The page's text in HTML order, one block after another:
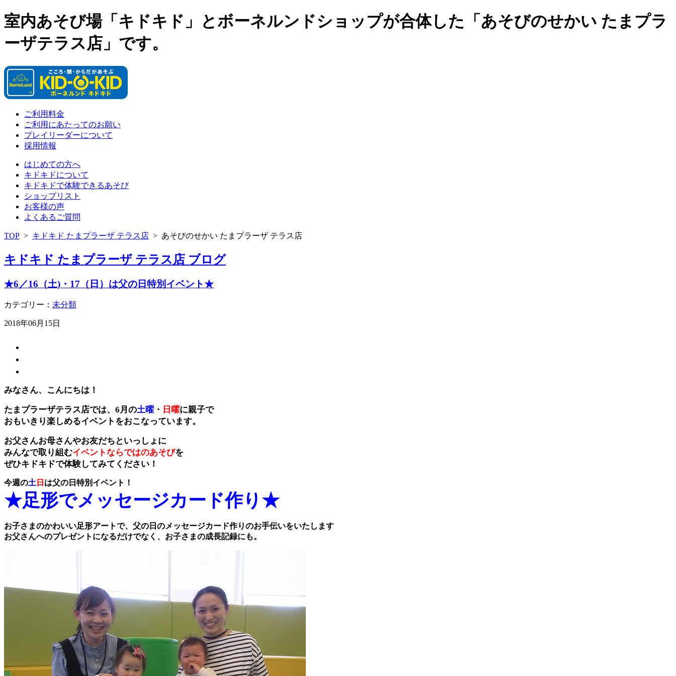
室内あそび場「キドキド」とボーネルンドショップが合体した「あそびのせかい たまプラ
ーザテラス店」です。
ご利用料金
ご利用にあたってのお願い
プレイリーダーについて
採用情報
はじめての方へ
キドキドについて
キドキドで体験できるあそび
ショップリスト
お客様の声
よくあるご質問
TOP > キドキド たまプラーザ テラス店 > あそびのせかい たまプラーザ テラス店
キドキド たまプラーザ テラス店 ブログ
★6／16（土)・17（日）は父の日特別イベント★
カテゴリー： 未分類
2018年06月15日
みなさん、こんにちは！
たまプラーザテラス店では、6月の土曜 ・ 日曜に親子で
おもいきり楽しめるイベントをおこなっています。
お父さんお母さんやお友だちといっしょに
みんなで取り組むイベントならではのあそびを
ぜひキドキドで体験してみてください！
今週の土 日 は父の日特別イベント！
★足形でメッセージカード作り★
お子さまのかわいい足形アートで、父の日のメッセージカード作りのお手伝いをいたします
お父さんへのプレゼントになるだけでなく、お子さまの成長記録にも。